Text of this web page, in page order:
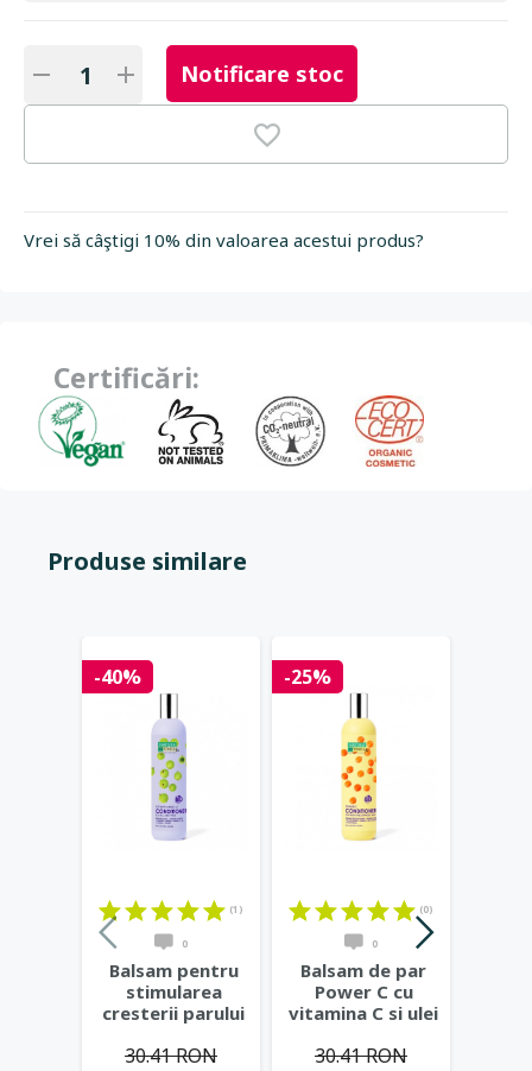
Notificare stoc
Vrei să câştigi 10% din valoarea acestui produs?
Certificări:
Produse similare
-40%
(1)
0
Balsam pentru
stimularea
cresterii parului
Miracle,...
30.41 RON
-25%
(0)
0
Balsam de par
Power C cu
vitamina C si ulei
400ml...
30.41 RON